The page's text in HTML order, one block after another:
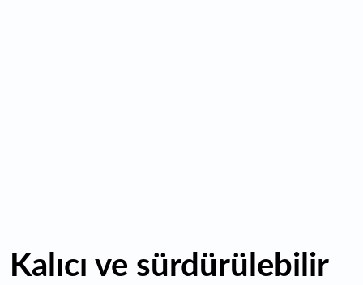
Kalıcı ve sürdürülebilir